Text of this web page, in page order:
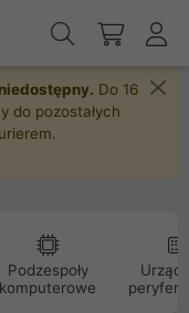
Do 16
do pozostałych
Podzespoły
komputerowe